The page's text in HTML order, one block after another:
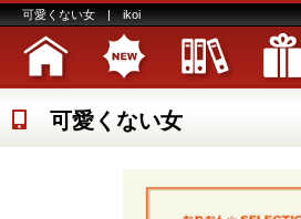
可愛くない女 | ikoi
可愛くない女